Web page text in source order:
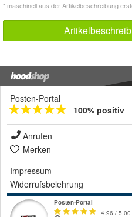
* maschinell aus der Artikelbeschreibung
Posten-Portal
100% positiv
Anrufen
Merken
Impressum
Widerrufsbelehrung